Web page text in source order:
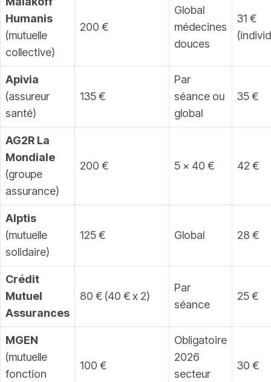
Humanis
(mutuelle
collective)
200 €
Global
médecines
douces
31 €
Apivia
(assureur
santé)
135 €
Par
séance ou
global
35 €
AG2R La
Mondiale
(groupe
assurance)
200 € 5 x 40 € 42 €
Alptis
(mutuelle
solidaire)
125 € Global 28 €
Crédit
Mutuel
Assurances
80 € (40 € x 2)
Par
séance
25 €
MGEN
(mutuelle
fonction
100 €
Obligatoire
2026
secteur
30 €